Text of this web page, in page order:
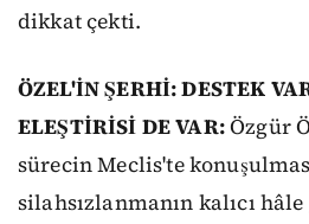
dikkat çekti.
ÖZEL'İN ŞERHİ: DESTEK
ELEŞTİRİSİ DE VAR:Özgür
sürecin Meclis'te
silahsızlanmanın kalıcı